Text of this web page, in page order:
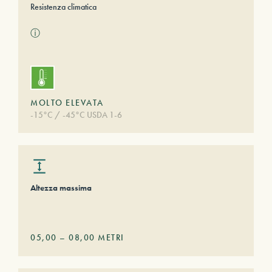
Resistenza climatica
ⓘ
MOLTO ELEVATA
-15°C / -45°C USDA 1-6
Altezza massima
05,00 – 08,00 METRI